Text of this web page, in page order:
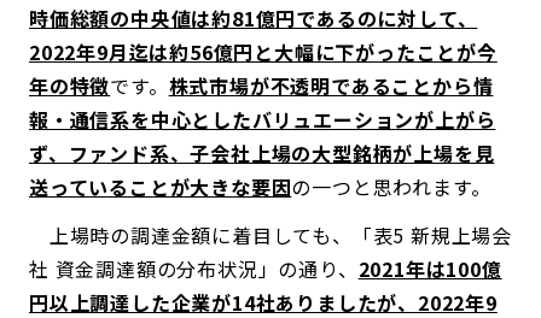
時価総額の中央値は約81億円であるのに対して、
2022年9月迄は約56億円と大幅に下がったことが今
年の特徴です。 株式市場が不透明であることから情
報・通信系を中心としたバリュエーションが上がら
ず、ファンド系、子会社上場の大型銘柄が上場を見
送っていることが大きな要因の一つと思われます。
上場時の調達金額に着目しても、「表5 新規上場会
社 資金調達額の分布状況」の通り、 2021年は100億
円以上調達した企業が14社ありましたが、2022年9